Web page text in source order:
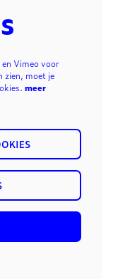
Vimeo voor
zien, moet je
meer